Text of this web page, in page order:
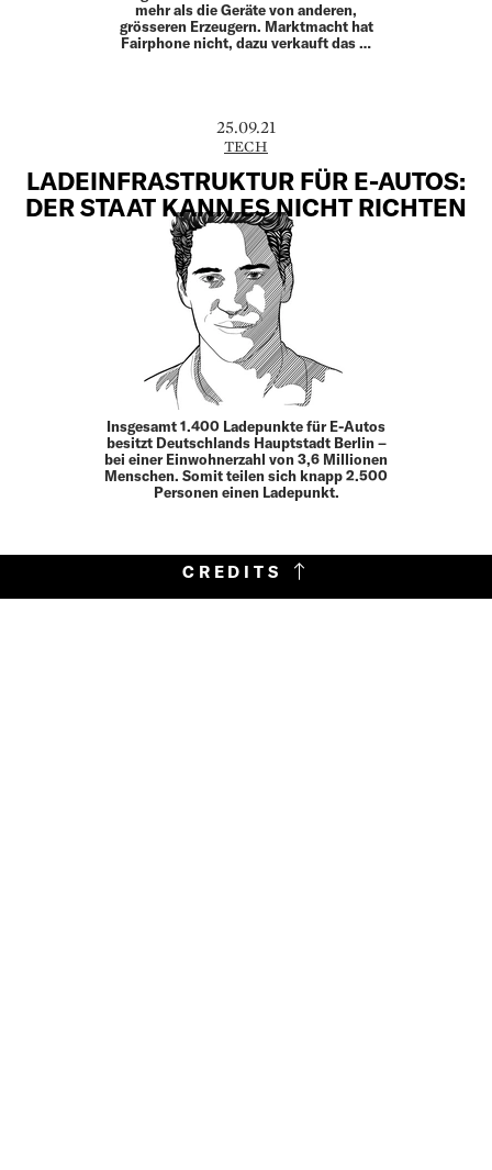
CREDITS
mehr als die Geräte von anderen,
grösseren Erzeugern. Markt­macht hat
Fairphone nicht, dazu verkauft das …
25.09.21
TECH
LADEINFRASTRUKTUR FÜR E-AUTOS:
DER STAAT KANN ES NICHT RICHTEN
Insgesamt 1.400 Ladepunkte für E-Autos
besitzt Deutschlands Hauptstadt Berlin –
bei einer Einwohnerzahl von 3,6 Millionen
Menschen. Somit teilen sich knapp 2.500
Personen einen Ladepunkt.